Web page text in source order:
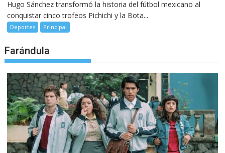
Hugo Sánchez transformó la historia del fútbol mexicano al
conquistar cinco trofeos Pichichi y la Bota...
Deportes Principal
Farándula